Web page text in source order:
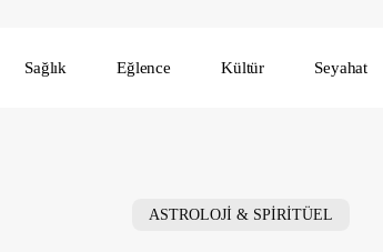
Sağlık Eğlence Kültür Seyahat
ASTROLOJİ & SPİRİTÜEL